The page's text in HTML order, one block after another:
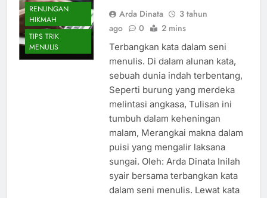
RENUNGAN
HIKMAH
TIPS TRIK
MENULIS
Arda Dinata
3 tahun
ago
0 2 mins
Terbangkan kata dalam seni
menulis. Di dalam alunan kata,
sebuah dunia indah terbentang,
Seperti burung yang merdeka
melintasi angkasa, Tulisan ini
tumbuh dalam keheningan
malam, Merangkai makna dalam
puisi yang mengalir laksana
sungai. Oleh: Arda Dinata Inilah
syair bersama terbangkan kata
dalam seni menulis. Lewat kata